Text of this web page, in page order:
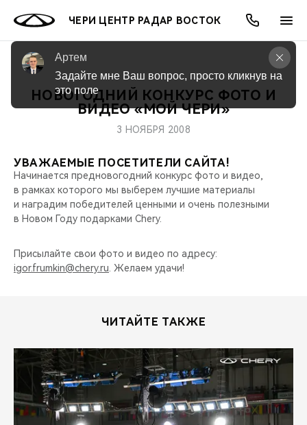
ЧЕРИ ЦЕНТР РАДАР ВОСТОК
МОДЕЛИ
КРОССОВЕРЫ
СЕДАНЫ
НОВИНКИ
ПОКУПАТЕЛЯМ
КРЕДИТ И СТРАХОВАНИЕ
ВЛАДЕЛЬЦАМ
ЗАПЧАСТИ И АКСЕССУАРЫ
ПОДДЕРЖКА
МИР CHERY
О БРЕНДЕ
CHERY В СОЦСЕТЯХ
БЛАГОТВОРИТЕЛЬНОСТЬ
НАШИ МЕРОПРИЯТИЯ
ВИДЕООБЗОРЫ
АКЦИИ
ОНЛАЙН СЕРВИСЫ
КРЕДИТ
О КОМПАНИИ
МЫ В СОЦСЕТЯХ
НОВОГОДНИЙ КОНКУРС ФОТО И
ВИДЕО «МОЙ ЧЕРИ»
3 НОЯБРЯ 2008
УВАЖАЕМЫЕ ПОСЕТИТЕЛИ САЙТА!
Начинается предновогодний конкурс фото и видео,
в рамках которого мы выберем лучшие материалы
и наградим победителей ценными и очень полезными
в Новом Году подарками Chery.
Присылайте свои фото и видео по адресу:
igor.frumkin@chery.ru . Желаем удачи!
ЧИТАЙТЕ ТАКЖЕ
Артем
Задайте мне Ваш вопрос, просто кликнув на
это поле